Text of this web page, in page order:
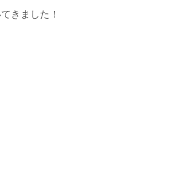
きました！